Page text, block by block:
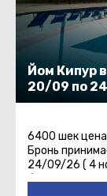
Йом Кипур
20/09 по
6400 шек
Бронь
24/09/26 ( 4
бываемый отдых в отеле HOD на Мертвом